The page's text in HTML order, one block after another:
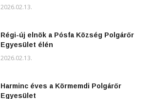
2026.02.13.
Régi-új elnök a Pósfa Község Polgárőr
Egyesület élén
2026.02.13.
Harminc éves a Körmemdi Polgárőr
Egyesület